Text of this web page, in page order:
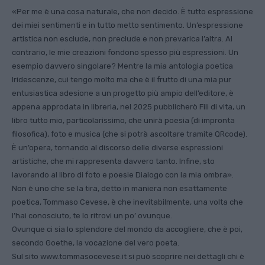
«Per me è una cosa naturale, che non decido. È tutto espressione
dei miei sentimenti e in tutto metto sentimento. Un’espressione
artistica non esclude, non preclude e non prevarica l’altra. Al
contrario, le mie creazioni fondono spesso più espressioni. Un
esempio davvero singolare? Mentre la mia antologia poetica
Iridescenze, cui tengo molto ma che è il frutto di una mia pur
entusiastica adesione a un progetto più ampio dell’editore, è
appena approdata in libreria, nel 2025 pubblicherò Fili di vita, un
libro tutto mio, particolarissimo, che unirà poesia (di impronta
filosofica), foto e musica (che si potrà ascoltare tramite QRcode).
È un’opera, tornando al discorso delle diverse espressioni
artistiche, che mi rappresenta davvero tanto. Infine, sto
lavorando al libro di foto e poesie Dialogo con la mia ombra».
Non è uno che se la tira, detto in maniera non esattamente
poetica, Tommaso Cevese, è che inevitabilmente, una volta che
l’hai conosciuto, te lo ritrovi un po’ ovunque.
Ovunque ci sia lo splendore del mondo da accogliere, che è poi,
secondo Goethe, la vocazione del vero poeta.
Sul sito www.tommasocevese.it si può scoprire nei dettagli chi è